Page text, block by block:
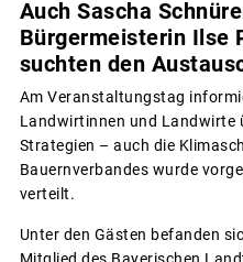
Auch Sascha
Bürgermeisterin Ilse
suchten den
Am Veranstaltungstag
Landwirtinnen und Landwirte
Strategien – auch die
Bauernverbandes wurde
verteilt.
Unter den Gästen befanden
Mitglied des Bayerischen